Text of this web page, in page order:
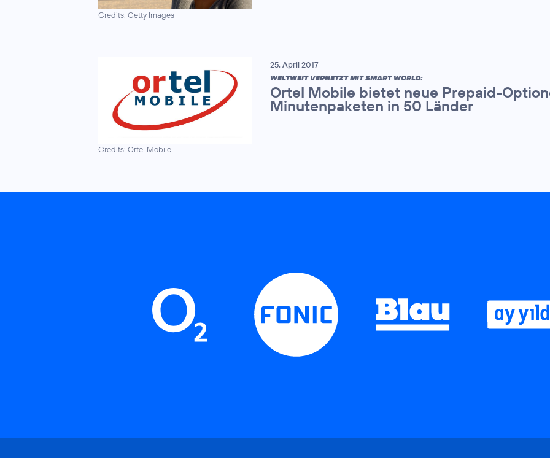
Credits: Getty Images
Credits: Ortel Mobile
25. April 2017
WELTWEIT VERNETZT MIT SMART WORLD:
Ortel Mobile bietet neue Prepaid-
Minutenpaketen in 50 Länder